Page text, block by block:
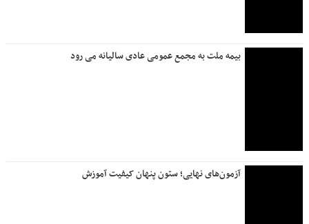
بیمه ملت به مجمع عمومی عادی سالیانه می رود
آزمون‌های نهایی؛ ستون پنهان کیفیت آموزش